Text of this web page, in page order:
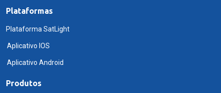
Plataformas
Plataforma SatLight
Aplicativo IOS
Aplicativo Android
Produtos